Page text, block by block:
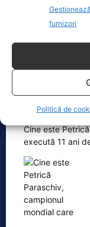
Gestionează
furnizori
Politică de
Cine este
execută 11 ani